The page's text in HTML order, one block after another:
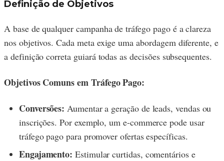
Definição de Objetivos
A base de qualquer campanha de tráfego pago é a clareza
nos objetivos. Cada meta exige uma abordagem diferente, e
a definição correta guiará todas as decisões subsequentes.
Objetivos Comuns em Tráfego Pago:
Conversões: Aumentar a geração de leads, vendas ou
inscrições. Por exemplo, um e-commerce pode usar
tráfego pago para promover ofertas específicas.
Engajamento: Estimular curtidas, comentários e